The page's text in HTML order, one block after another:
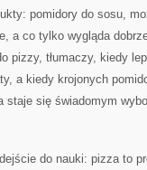
pomidory do sosu,
a co tylko wygląda
pizzy, tłumaczy, kiedy
a kiedy krojonych
staje się świadomym
do nauki: pizza to